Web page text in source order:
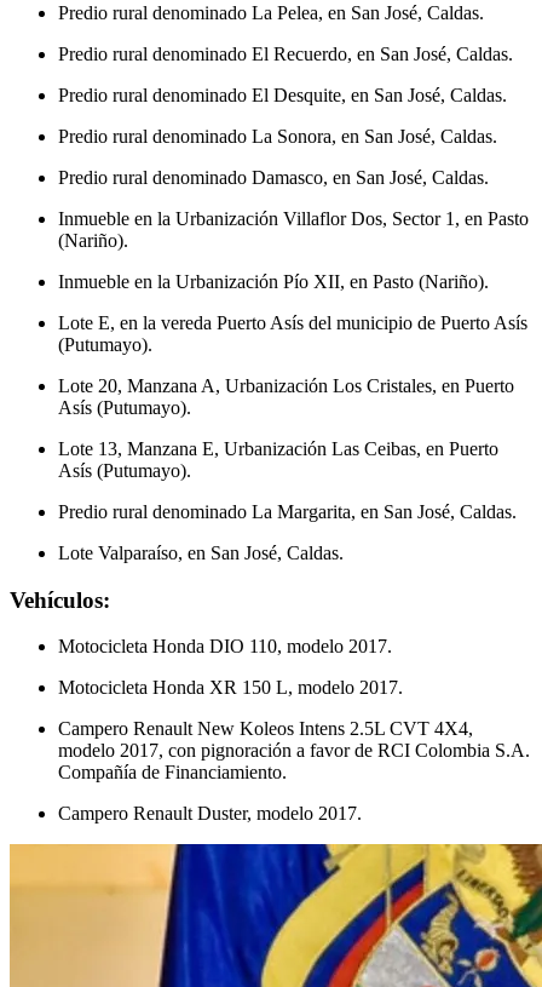
Predio rural denominado La Pelea, en San José, Caldas.
Predio rural denominado El Recuerdo, en San José, Caldas.
Predio rural denominado El Desquite, en San José, Caldas.
Predio rural denominado La Sonora, en San José, Caldas.
Predio rural denominado Damasco, en San José, Caldas.
Inmueble en la Urbanización Villaflor Dos, Sector 1, en Pasto
(Nariño).
Inmueble en la Urbanización Pío XII, en Pasto (Nariño).
Lote E, en la vereda Puerto Asís del municipio de Puerto Asís
(Putumayo).
Lote 20, Manzana A, Urbanización Los Cristales, en Puerto
Asís (Putumayo).
Lote 13, Manzana E, Urbanización Las Ceibas, en Puerto
Asís (Putumayo).
Predio rural denominado La Margarita, en San José, Caldas.
Lote Valparaíso, en San José, Caldas.
Vehículos:
Motocicleta Honda DIO 110, modelo 2017.
Motocicleta Honda XR 150 L, modelo 2017.
Campero Renault New Koleos Intens 2.5L CVT 4X4,
modelo 2017, con pignoración a favor de RCI Colombia S.A.
Compañía de Financiamiento.
Campero Renault Duster, modelo 2017.